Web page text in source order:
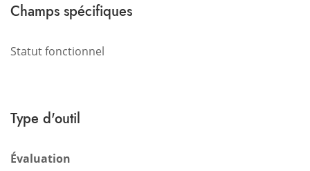
Champs spécifiques
Statut fonctionnel
Type d'outil
Évaluation